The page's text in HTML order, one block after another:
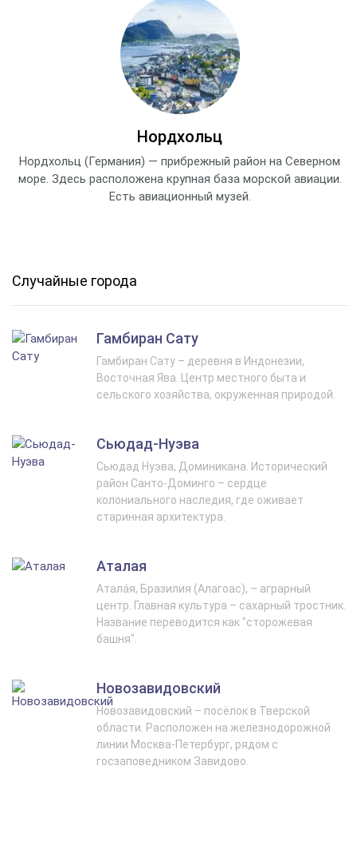
Нордхольц
Нордхольц (Германия) — прибрежный район на Северном
море. Здесь расположена крупная база морской авиации.
Есть авиационный музей.
Случайные города
Гамбиран Сату
Гамбиран Сату – деревня в Индонезии,
Восточная Ява. Центр местного быта и
сельского хозяйства, окруженная природой.
Сьюдад-Нуэва
Сьюдад Нуэва, Доминикана. Исторический
район Санто-Доминго – сердце
колониального наследия, где оживает
старинная архитектура.
Аталая
Атала́я, Бразилия (Алагоас), – аграрный
центр. Главная культура – сахарный тростник.
Название переводится как "сторожевая
башня".
Новозавидовский
Новозавидовский – посёлок в Тверской
области. Расположен на железнодорожной
линии Москва-Петербург, рядом с
госзаповедником Завидово.